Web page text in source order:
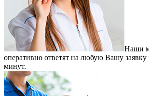
Наши
оперативно ответят на любую Вашу заявку
минут.